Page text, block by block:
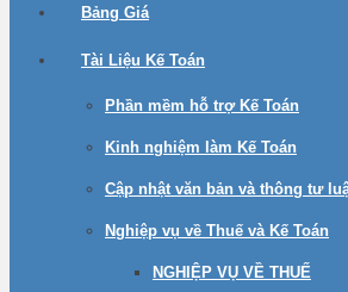
Bảng Giá
Tài Liệu Kế Toán
Phần mềm hỗ trợ Kế Toán
Kinh nghiệm làm Kế Toán
Cập nhật văn bản và thông tư
Nghiệp vụ về Thuế và Kế Toán
NGHIỆP VỤ VỀ THUẾ